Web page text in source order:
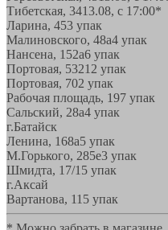
Тибетская, 3413.08, с 17:00*
Ларина, 453 упак
Малиновского, 48а4 упак
Нансена, 152а6 упак
Портовая, 53212 упак
Портовая, 702 упак
Рабочая площадь, 197 упак
Сальский, 28a4 упак
г.Батайск
Ленина, 168а5 упак
М.Горького, 285е3 упак
Шмидта, 17/1 5 упак
г.Аксай
Вартанова, 11 5 упак